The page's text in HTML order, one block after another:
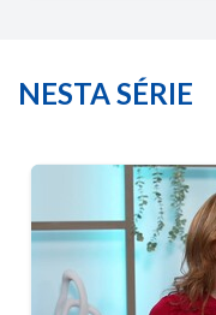
NESTA SÉRIE